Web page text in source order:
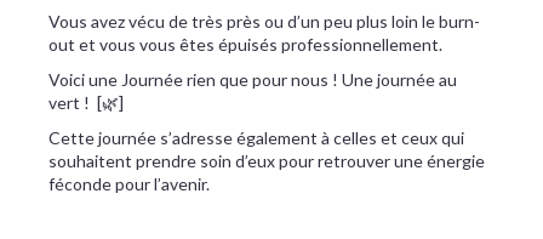
Vous avez vécu de très près ou d’un peu plus loin le burn-
out et vous vous êtes épuisés professionnellement.
Voici une Journée rien que pour nous ! Une journée au
vert ! [🌿]
Cette journée s’adresse également à celles et ceux qui
souhaitent prendre soin d’eux pour retrouver une énergie
féconde pour l’avenir.